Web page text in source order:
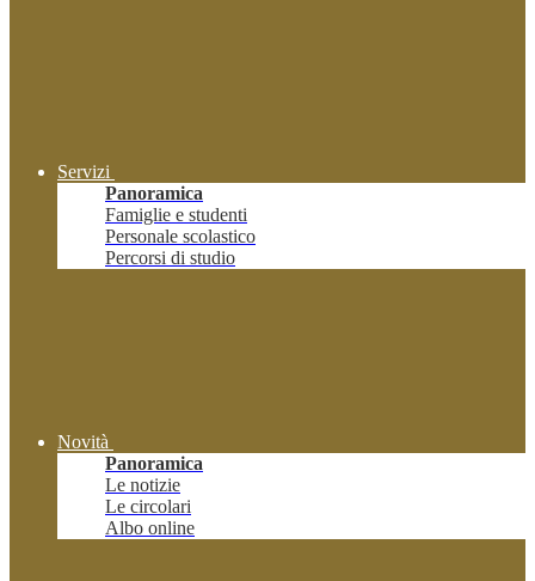
Servizi
Panoramica
Famiglie e studenti
Personale scolastico
Percorsi di studio
Novità
Panoramica
Le notizie
Le circolari
Albo online